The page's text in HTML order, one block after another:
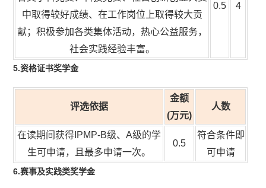
中取得较好成绩、在工作岗位上取得较大贡
献；积极参加各类集体活动，热心公益服务，
社会实践经验丰富。
0.5 4
5.资格证书奖学金
评选依据
金额
(万元)
人数
在读期间获得IPMP-B级、A级的学
生可申请，且最多申请一次。
0.5
符合条件即
可申请
6.赛事及实践类奖学金